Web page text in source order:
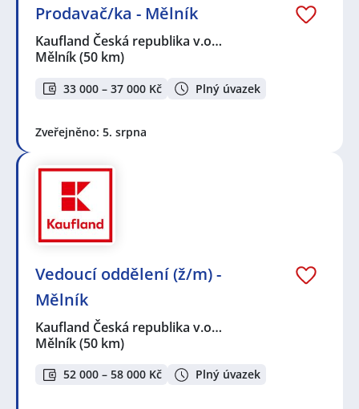
Prodavač/ka - Mělník
Kaufland Česká republika v.o…
Mělník(50 km)
33 000 – 37 000 Kč Plný úvazek
Zveřejněno: 5. srpna
Vedoucí oddělení (ž/m) -
Mělník
Kaufland Česká republika v.o…
Mělník(50 km)
52 000 – 58 000 Kč Plný úvazek